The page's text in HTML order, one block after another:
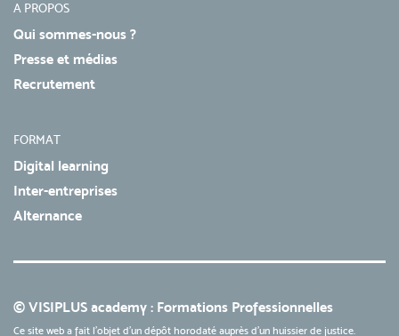
A PROPOS
Qui sommes-nous ?
Presse et médias
Recrutement
FORMAT
Digital learning
Inter-entreprises
Alternance
© VISIPLUS academy : Formations Professionnelles
Ce site web a fait l'objet d'un dépôt horodaté auprès d'un huissier de justice.